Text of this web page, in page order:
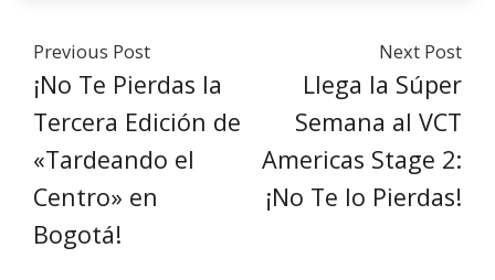
Previous Post
¡No Te Pierdas la
Tercera Edición de
«Tardeando el
Centro» en
Bogotá!
Next Post
Llega la Súper
Semana al VCT
Americas Stage 2:
¡No Te lo Pierdas!